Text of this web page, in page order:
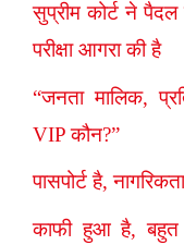
सुप्रीम कोर्ट ने
परीक्षा आगरा की है
“जनता मालिक,
VIP कौन?”
पासपोर्ट है,
काफी हुआ है, बहुत